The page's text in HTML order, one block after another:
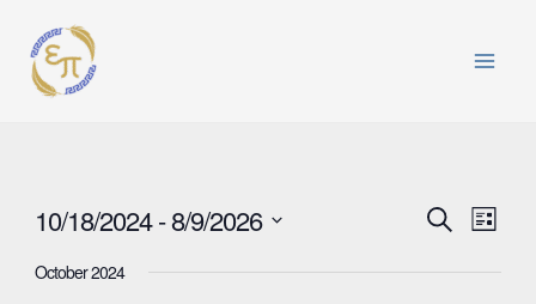
content
Events
and
SearchList
10/18/2024 - 8/9/2026
date.
October 2024